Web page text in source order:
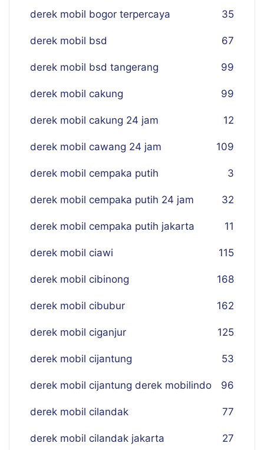
derek mobil bogor terpercaya 35
derek mobil bsd 67
derek mobil bsd tangerang 99
derek mobil cakung 99
derek mobil cakung 24 jam 12
derek mobil cawang 24 jam 109
derek mobil cempaka putih 3
derek mobil cempaka putih 24 jam 32
derek mobil cempaka putih jakarta 11
derek mobil ciawi 115
derek mobil cibinong 168
derek mobil cibubur 162
derek mobil ciganjur 125
derek mobil cijantung 53
derek mobil cijantung derek mobilindo 96
derek mobil cilandak 77
derek mobil cilandak jakarta 27